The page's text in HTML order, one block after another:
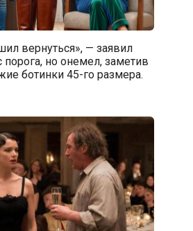
вернуться», — заявил
но онемел, заметив
ботинки 45-го размера.